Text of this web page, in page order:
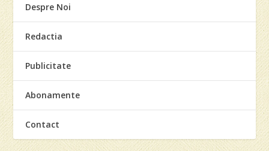
Despre Noi
Redactia
Publicitate
Abonamente
Contact